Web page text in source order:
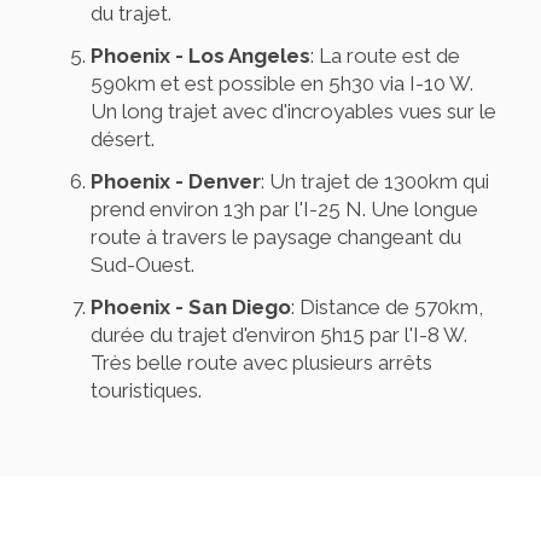
du trajet.
Phoenix - Los Angeles: La route est de
590km et est possible en 5h30 via I-10 W.
Un long trajet avec d'incroyables vues sur le
désert.
Phoenix - Denver: Un trajet de 1300km qui
prend environ 13h par l'I-25 N. Une longue
route à travers le paysage changeant du
Sud-Ouest.
Phoenix - San Diego: Distance de 570km,
durée du trajet d'environ 5h15 par l'I-8 W.
Très belle route avec plusieurs arrêts
touristiques.